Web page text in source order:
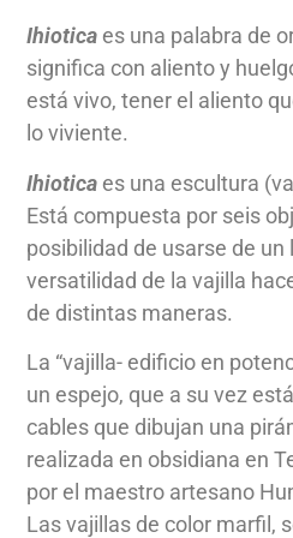
Ihiotica es una palabra de
significa con aliento y
está vivo, tener el aliento
lo viviente.
Ihiotica es una escultura
Está compuesta por seis
posibilidad de usarse de un
versatilidad de la vajilla
de distintas maneras.
La “vajilla- edificio en
un espejo, que a su vez
cables que dibujan una
realizada en obsidiana en
por el maestro artesano
Las vajillas de color marfil,